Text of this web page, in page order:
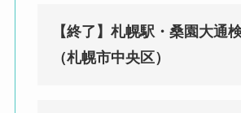
【終了】札幌駅・桑園大通
（札幌市中央区）